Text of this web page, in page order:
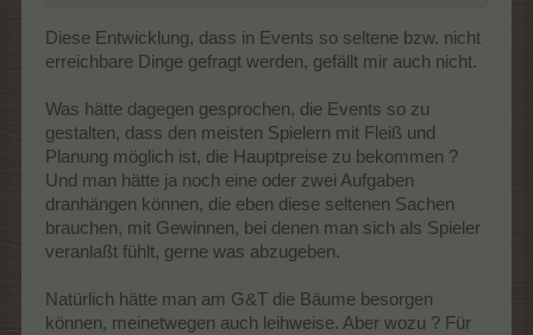
Diese Entwicklung, dass in Events so seltene bzw. nicht
erreichbare Dinge gefragt werden, gefällt mir auch nicht.
Was hätte dagegen gesprochen, die Events so zu
gestalten, dass den meisten Spielern mit Fleiß und
Planung möglich ist, die Hauptpreise zu bekommen ?
Und man hätte ja noch eine oder zwei Aufgaben
dranhängen können, die eben diese seltenen Sachen
brauchen, mit Gewinnen, bei denen man sich als Spieler
veranlaßt fühlt, gerne was abzugeben.
Natürlich hätte man am G&T die Bäume besorgen
können, meinetwegen auch leihweise. Aber wozu ? Für